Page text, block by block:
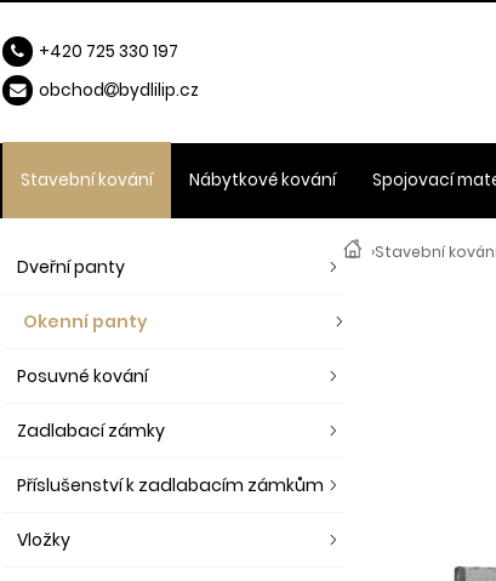
›Stavební
Dveřní panty
Okenní panty
Posuvné kování
Zadlabací zámky
Příslušenství k zadlabacím zámkům
Vložky
Stavební kování Nábytkové kování Spojovací
+420 725 330 197
obchod
bydlilip.cz